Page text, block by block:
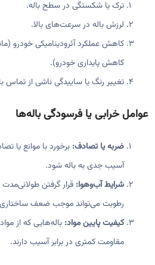
ترک یا شکستگی در سطح باله.
لرزش باله در سرعت‌های بالا.
کاهش عملکرد آئرودینامیکی خودرو
کاهش پایداری خودرو).
تغییر رنگ یا ساییدگی ناشی از تماس
عوامل خرابی یا فرسودگی باله‌ها
ضربه یا تصادف: برخورد با موانع یا
آسیب جدی به باله شود.
شرایط آب‌وهوا: قرار گرفتن
رطوبت می‌تواند موجب ضعف
کیفیت پایین مواد: باله‌هایی که از
مقاومت کمتری در برابر آسیب دارند.